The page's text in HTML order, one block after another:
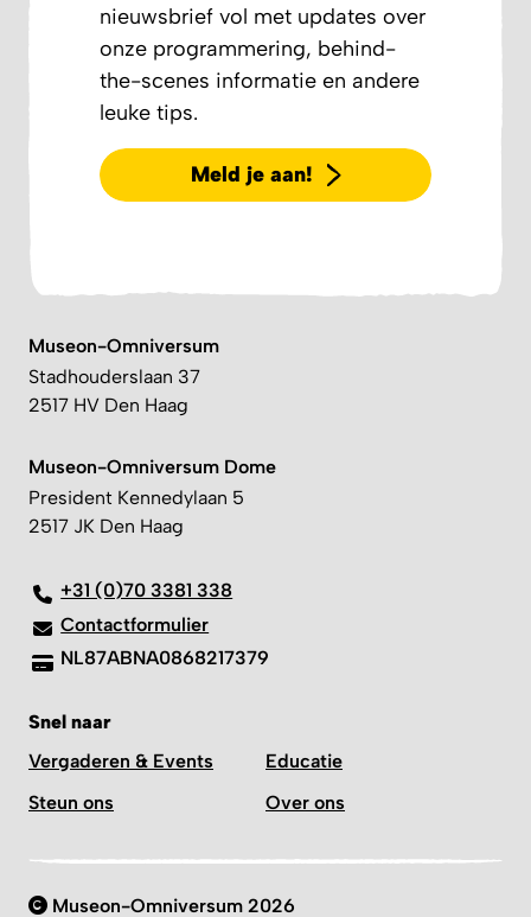
nieuwsbrief vol met updates over
onze programmering, behind-
the-scenes informatie en andere
leuke tips.
Meld je aan!
Museon-Omniversum
Stadhouderslaan 37
2517 HV Den Haag
Museon-Omniversum Dome
President Kennedylaan 5
2517 JK Den Haag
+31 (0)70 3381 338
Contactformulier
NL87ABNA0868217379
Snel naar
Vergaderen & Events
Educatie
Steun ons
Over ons
Museon-Omniversum 2026